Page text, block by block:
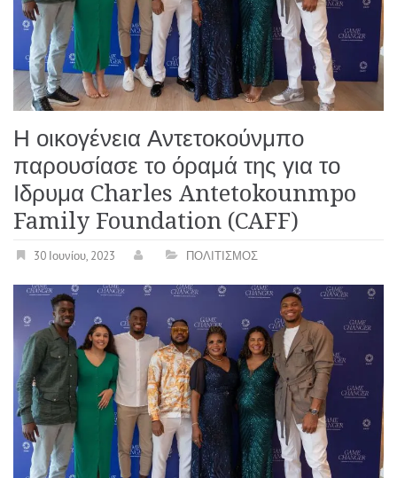
Η οικογένεια Αντετοκούνμπο
παρουσίασε το όραμά της για το
Ιδρυμα Charles Antetokounmpo
Family Foundation (CAFF)
30 Ιουνίου, 2023 ΠΟΛΙΤΙΣΜΟΣ